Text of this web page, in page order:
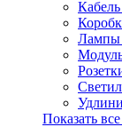
Лампы
Показать